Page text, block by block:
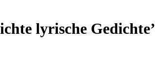
lyrische Gedichte’